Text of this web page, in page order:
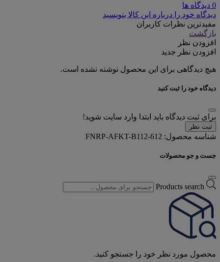
0 دیدگاه ها
دیدگاه خود را درباره این کالا بنویسید
مفیدترین نظرات کاربران
بازگشت
افزودن نظر
افزودن نظر جدید
هیچ دیدگاهی برای این محصول نوشته نشده است.
دیدگاه خود را ثبت کنید
برای ثبت دیدگاه باید ابتدا وارد سایت شوید!
ثبت نظر
شناسه محصول: FNRP-AFKT-B112-612
جست و جو محصولات
Products search
محصول مورد نظر خود را جستجو کنید.